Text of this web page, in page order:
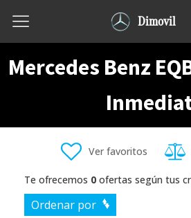
Dimovil
Mercedes Benz
Ver favoritos
Te ofrecemos 0 ofertas según tus
Ordenar por